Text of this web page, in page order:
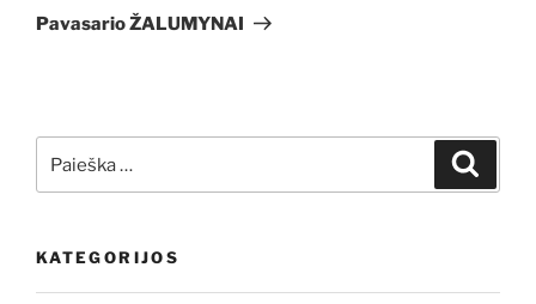
įrašas
Pavasario ŽALUMYNAI
KATEGORIJOS